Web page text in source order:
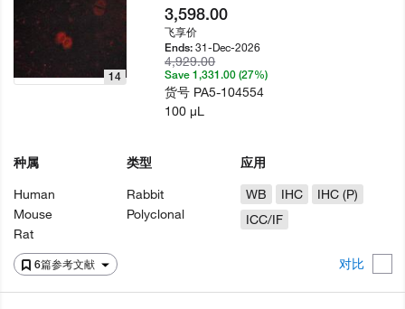
6篇参考文献 对比
14
种属
Human
Mouse
Rat
类型
Rabbit
Polyclonal
应用
WB
IHC
IHC (P)
ICC/IF
3,598.00
飞享价
Ends:31-Dec-2026
4,929.00
Save 1,331.00 (27%)
货号 PA5-104554
100 µL